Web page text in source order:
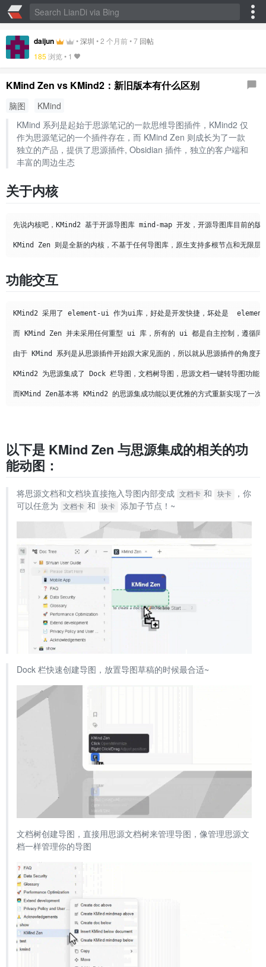
daijun •深圳 •2 个月前•7 回帖
185 浏览 • 1
KMind Zen vs KMind2：新旧版本有什么区别
脑图
KMind
KMind 系列是起始于思源笔记的一款思维导图插件，KMind2 仅
作为思源笔记的一个插件存在，而 KMind Zen 则成长为了一款
独立的产品，提供了思源插件, Obsidian 插件，独立的客户端和
丰富的周边生态
关于内核
先说内核吧，KMind2 基于开源导图库 mind-map 开发，开源导图库目前的版
功能交互
KMind2 采用了 element-ui 作为ui库，好处是开发快捷，坏处是  element-
而 KMind Zen 并未采用任何重型 ui 库，所有的 ui 都是自主控制，遵循同一
由于 KMind 系列是从思源插件开始跟大家见面的，所以就从思源插件的角度开
KMind2 为思源集成了 Dock 栏导图，文档树导图，思源文档一键转导图功能
以下是 KMind Zen 与思源集成的相关的功
能动图：
将思源文档和文档块直接拖入导图内部变成 文档卡 ​和 块卡
​，你
可以任意为
文档卡 ​和 块卡 添加子节点！~
Dock 栏快速创建导图，放置导图草稿的时候最合适~
文档树创建导图，直接用思源文档树来管理导图，像管理思源文
档一样管理你的导图